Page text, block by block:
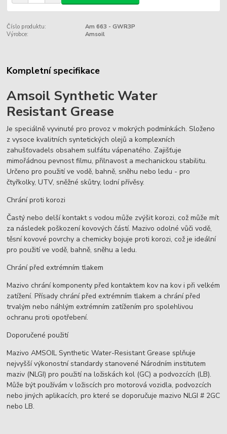
Číslo produktu:
Am 663 - GWR3P
Výrobce:
Amsoil
Kompletní specifikace
Amsoil Synthetic Water
Resistant Grease
Je speciálně vyvinuté pro provoz v mokrých podmínkách. Složeno
z vysoce kvalitních syntetických olejů a komplexních
zahušťovadels obsahem sulfátu vápenatého. Zajišťuje
mimořádnou pevnost filmu, přilnavost a mechanickou stabilitu.
Určeno pro použití ve vodě, bahně, sněhu nebo ledu - pro
čtyřkolky, UTV, sněžné skůtry, lodní přívěsy.
Chrání proti korozi
Častý nebo delší kontakt s vodou může zvýšit korozi, což může mít
za následek poškození kovových částí. Mazivo odolné vůči vodě,
těsní kovové povrchy a chemicky bojuje proti korozi, což je ideální
pro použití ve vodě, bahně, sněhu a ledu.
Chrání před extrémním tlakem
Mazivo chrání komponenty před kontaktem kov na kov i při velkém
zatížení. Přísady chrání před extrémním tlakem a chrání před
trvalým nebo náhlým extrémním zatížením pro spolehlivou
ochranu proti opotřebení.
Doporučené použití
Mazivo AMSOIL Synthetic Water-Resistant Grease splňuje
nejvyšší výkonostní standardy stanovené Národním institutem
maziv (NLGI) pro použití na ložiskách kol (GC) a podvozcích (LB).
Může být používám v ložiscích pro motorová vozidla, podvozcích
nebo jiných aplikacích, pro které se doporučuje mazivo NLGI # 2GC
nebo LB.